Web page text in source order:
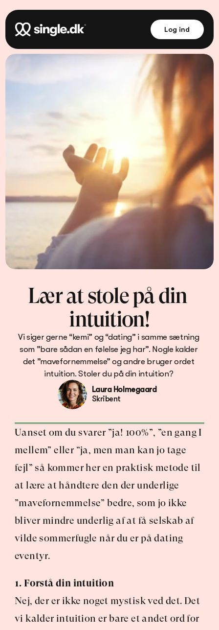
Log ind
Lær at stole på din
intuition!
Vi siger gerne “kemi” og “dating” i samme sætning
som ”bare sådan en følelse jeg har”. Nogle kalder
det ”mavefornemmelse” og andre bruger ordet
intuition. Stoler du på din intuition?
Laura Holmegaard
Skribent
Uanset om du svarer ”ja! 100%”, ”en gang I
mellem” eller “ja, men man kan jo tage
fejl” så kommer her en praktisk metode til
at lære at håndtere den der underlige
”mavefornemmelse” bedre, som jo ikke
bliver mindre underlig af at få selskab af
vilde sommerfugle når du er på dating
eventyr.
1. Forstå din intuition
Nej, der er ikke noget mystisk ved det. Det
vi kalder intuition er bare et andet ord for